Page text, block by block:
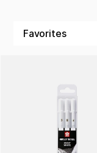
Pigmenttinte, die
sind außerdem sehr
Skizzen und
Gelly Roll ist in
breiten Spektrum an